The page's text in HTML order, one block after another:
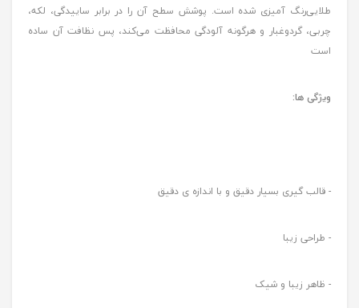
طلایی‌رنگ آمیزی شده است. پوشش سطح آن را در برابر ساییدگی، لکه،
چربی، گردوغبار و هرگونه آلودگی محافظت می‌کند، پس نظافت آن ساده
است
ویژگی ها:
- قالب گیری بسیار دقیق و با اندازه ی دقیق
- طراحی زیبا
- ظاهر زیبا و شیک